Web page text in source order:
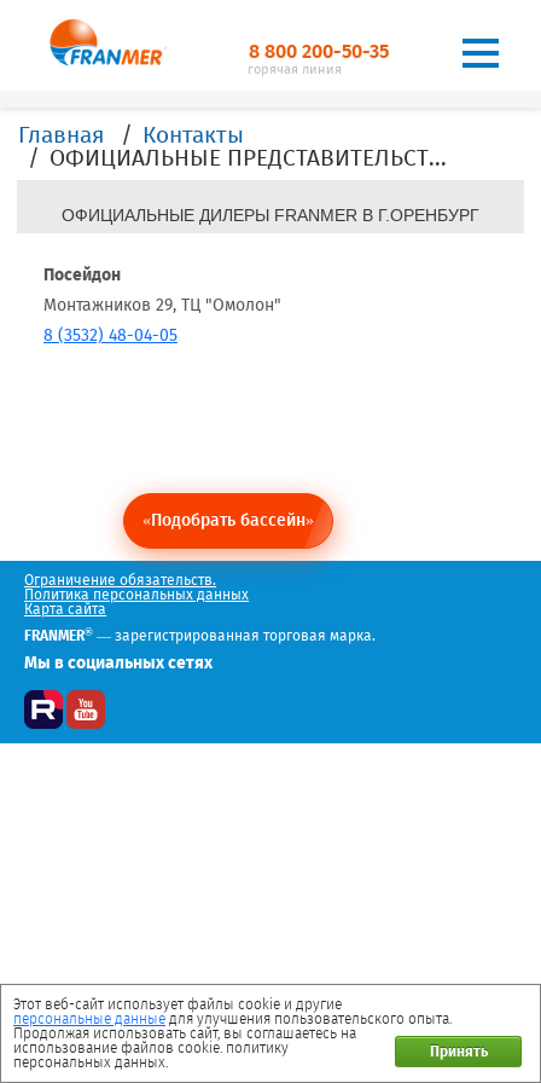
8 800 200-50-35
горячая линия
Главная
Контакты
ОФИЦИАЛЬНЫЕ ПРЕДСТАВИТЕЛЬСТВА, ДИЛЕРЫ, ОФИСЫ, FRANMER в г.Оренбург
ОФИЦИАЛЬНЫЕ ДИЛЕРЫ FRANMER В Г.ОРЕНБУРГ
Посейдон
Монтажников 29, ТЦ "Омолон"
8 (3532) 48-04-05
«Подобрать бассейн»
Ограничение обязательств.
Политика персональных данных
Карта сайта
FRANMER® — зарегистрированная торговая марка.
Мы в социальных сетях
Этот веб-сайт использует файлы cookie и другие
персональные данные для улучшения пользовательского опыта.
Принять
Продолжая использовать сайт, вы соглашаетесь на
использование файлов cookie. политику
персональных данных.